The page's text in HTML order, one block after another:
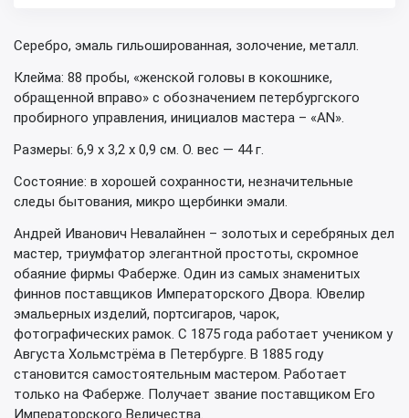
Серебро, эмаль гильошированная, золочение, металл.
Клейма: 88 пробы, «женской головы в кокошнике,
обращенной вправо» с обозначением петербургского
пробирного управления, инициалов мастера – «AN».
Размеры: 6,9 х 3,2 х 0,9 см. О. вес — 44 г.
Состояние: в хорошей сохранности, незначительные
следы бытования, микро щербинки эмали.
Андрей Иванович Невалайнен – золотых и серебряных дел
мастер, триумфатор элегантной простоты, скромное
обаяние фирмы Фаберже. Один из самых знаменитых
финнов поставщиков Императорского Двора. Ювелир
эмальерных изделий, портсигаров, чарок,
фотографических рамок. С 1875 года работает учеником у
Августа Хольмстрёма в Петербурге. В 1885 году
становится самостоятельным мастером. Работает
только на Фаберже. Получает звание поставщиком Его
Императорского Величества.